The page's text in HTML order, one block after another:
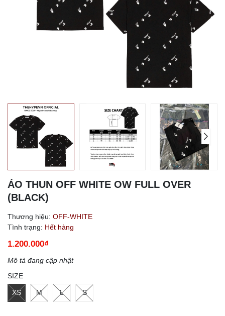
ÁO THUN OFF WHITE OW FULL OVER
(BLACK)
Thương hiệu: OFF-WHITE
Tình trạng: Hết hàng
1.200.000₫
Mô tả đang cập nhật
SIZE
XS M L S